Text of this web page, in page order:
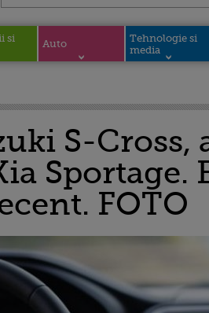
si
Auto
Tehnologie si
media
S-
FOTO